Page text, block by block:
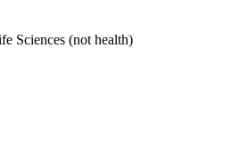
Sciences (not health)